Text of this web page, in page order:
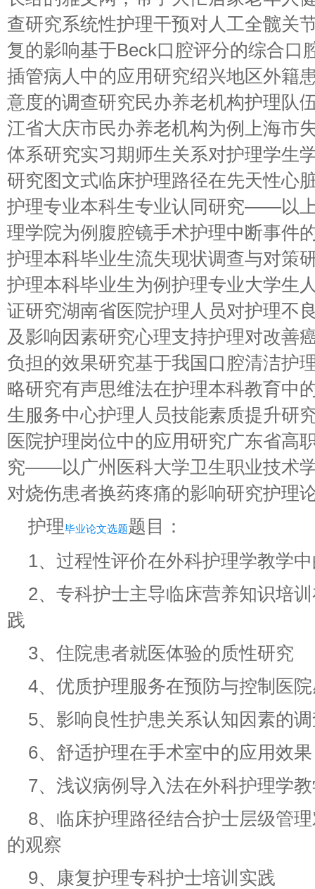
查研究系统性护理干预对人工全髋关
复的影响基于Beck口腔评分的综合口
插管病人中的应用研究绍兴地区外籍
意度的调查研究民办养老机构护理
江省大庆市民办养老机构为例上海市
体系研究实习期师生关系对护理学生
研究图文式临床护理路径在先天性心
护理专业本科生专业认同研究——以
理学院为例腹腔镜手术护理中断事件
护理本科毕业生流失现状调查与对
护理本科毕业生为例护理专业大学生
证研究湖南省医院护理人员对护理不
及影响因素研究心理支持护理对改善
负担的效果研究基于我国口腔清洁护
略研究有声思维法在护理本科教育中
生服务中心护理人员技能素质提升研
医院护理岗位中的应用研究广东省高
究——以广州医科大学卫生职业技术
对烧伤患者换药疼痛的影响研究护理
护理毕业论文选题题目：
1、过程性评价在外科护理学教学
2、专科护士主导临床营养知识培
践
3、住院患者就医体验的质性研究
4、优质护理服务在预防与控制医
5、影响良性护患关系认知因素的
6、舒适护理在手术室中的应用效果
7、浅议病例导入法在外科护理学
8、临床护理路径结合护士层级管
的观察
9、康复护理专科护士培训实践